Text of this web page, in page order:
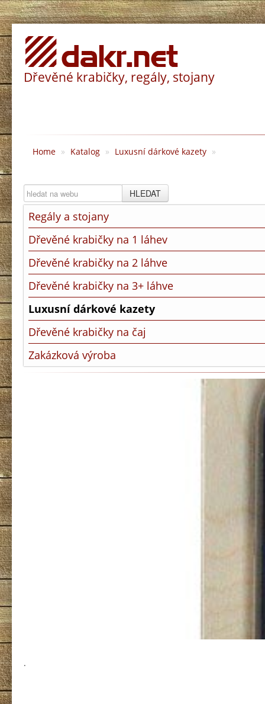
Dřevěné krabičky, regály, stojany
Home » Katalog » Luxusní dárkové kazety »
HLEDAT
Regály a stojany
Dřevěné krabičky na 1 láhev
Dřevěné krabičky na 2 láhve
Dřevěné krabičky na 3+ láhve
Luxusní dárkové kazety
Dřevěné krabičky na čaj
Zakázková výroba
.